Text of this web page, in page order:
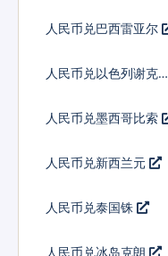
人民币兑巴西雷亚尔
人民币兑以色列谢克尔
人民币兑墨西哥比索
人民币兑新西兰元
人民币兑泰国铢
人民币兑冰岛克朗